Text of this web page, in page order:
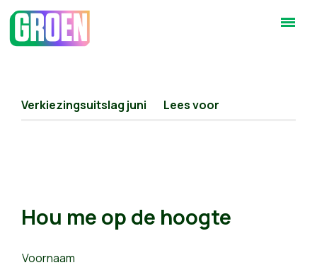
Verkiezingsuitslag juni Lees voor
Hou me op de hoogte
Voornaam